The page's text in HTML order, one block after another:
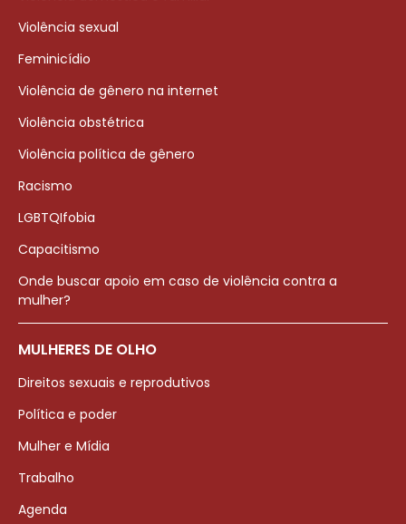
Violência sexual
Feminicídio
Violência de gênero na internet
Violência obstétrica
Violência política de gênero
Racismo
LGBTQIfobia
Capacitismo
Onde buscar apoio em caso de violência contra a
mulher?
MULHERES DE OLHO
Direitos sexuais e reprodutivos
Política e poder
Mulher e Mídia
Trabalho
Agenda